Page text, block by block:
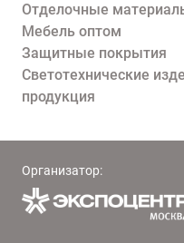
Отделочные
Мебель оптом
Защитные покрытия
Светотехнические
продукция
Организатор: